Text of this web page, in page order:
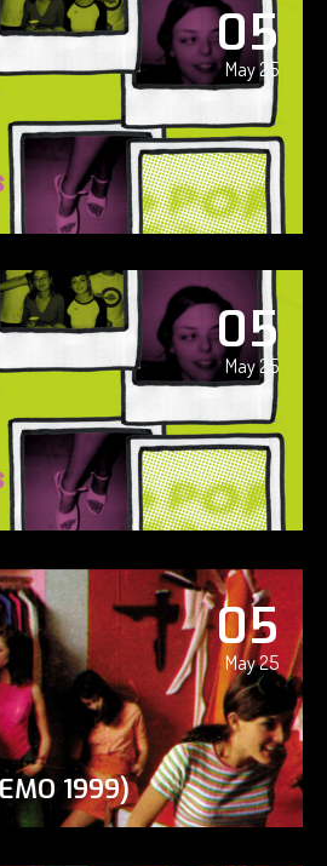
05
May 25
05
May 25
05
May 25
1999)